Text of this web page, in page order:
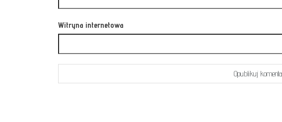
Witryna internetowa